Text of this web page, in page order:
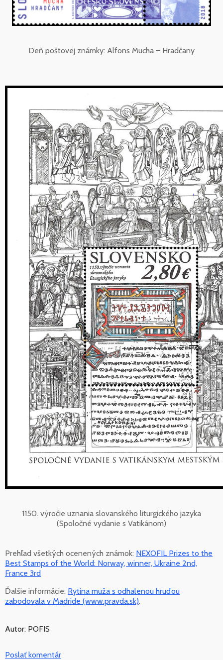
Deň poštovej známky: Alfons Mucha – Hradčany
1150. výročie uznania slovanského liturgického jazyka
(Spoločné vydanie s Vatikánom)
Prehľad všetkých ocenených známok: NEXOFIL Prizes to the
Best Stamps of the World: Norway, winner, Ukraine 2nd,
France 3rd
Ďalšie informácie: Rytina muža s odhalenou hruďou
zabodovala v Madride (www.pravda.sk).
Autor: POFIS
Poslať komentár